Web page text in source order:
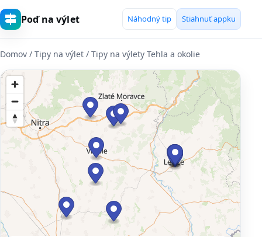
Poď na výlet Náhodný tip Stiahnuť appku
Domov / Tipy na výlet / Tipy na výlety Tehla a okolie